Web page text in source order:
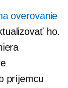
overovanie
ho.
príjemcu